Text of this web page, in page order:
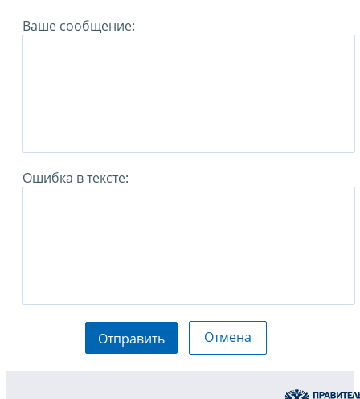
Ваше сообщение:
Ошибка в тексте:
Отправить Отмена